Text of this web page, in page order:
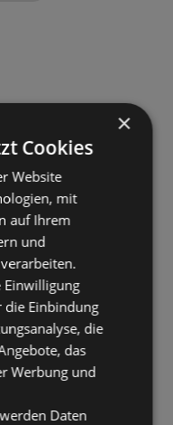
frisch 0.9%
36%
×
Cookies
Website
mit
auf Ihrem
und
Einwilligung
die Einbindung
die
das
Werbung und
Daten